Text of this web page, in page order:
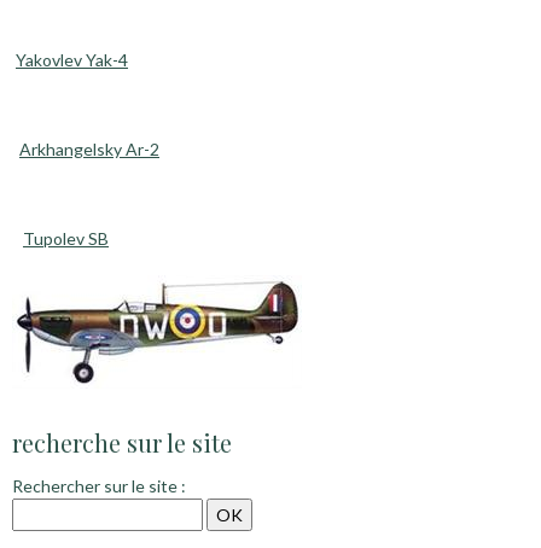
Yakovlev Yak-4
Arkhangelsky Ar-2
Tupolev SB
recherche sur le site
Rechercher sur le site :